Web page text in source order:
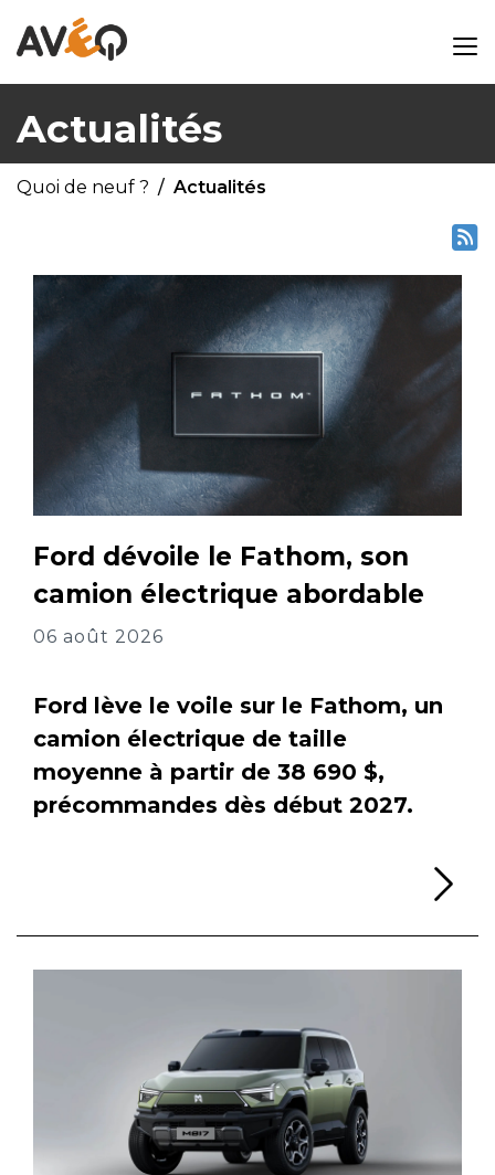
Actualités
Quoi de neuf ? Actualités
Ford dévoile le Fathom, son
camion électrique abordable
06 août 2026
Ford lève le voile sur le Fathom, un
camion électrique de taille
moyenne à partir de 38 690 $,
précommandes dès début 2027.